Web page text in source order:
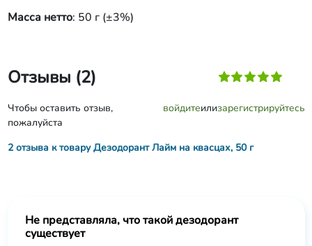
Масса нетто: 50 г (±3%)
Отзывы (2)
Чтобы оставить отзыв,
пожалуйста
войдитеилизарегистрируйтесь
2 отзыва к товару Дезодорант Лайм на квасцах, 50 г
Не представляла, что такой дезодорант
существует